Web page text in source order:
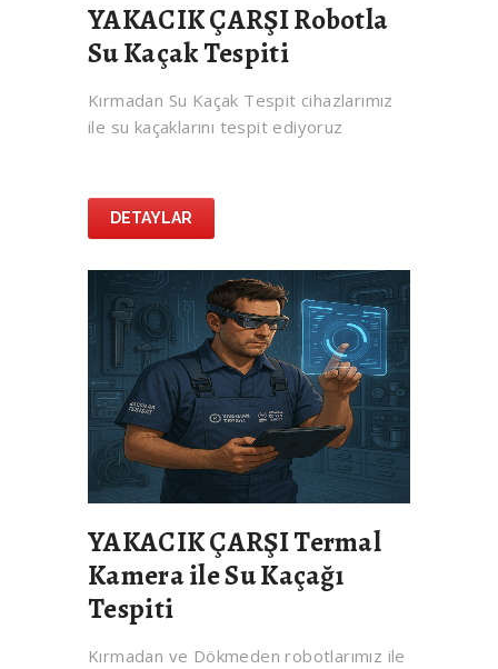
YAKACIK ÇARŞI Robotla
Su Kaçak Tespiti
Kırmadan Su Kaçak Tespit cihazlarımız
ile su kaçaklarını tespit ediyoruz
DETAYLAR
YAKACIK ÇARŞI Termal
Kamera ile Su Kaçağı
Tespiti
Kırmadan ve Dökmeden robotlarımız ile